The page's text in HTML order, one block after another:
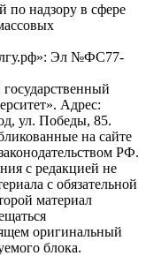
по надзору в сфере
Эл №ФС77-
Адрес:
ул. Победы, 85.
на сайте
РФ.
с редакцией не
с обязательной
материал
оригинальный
блока.